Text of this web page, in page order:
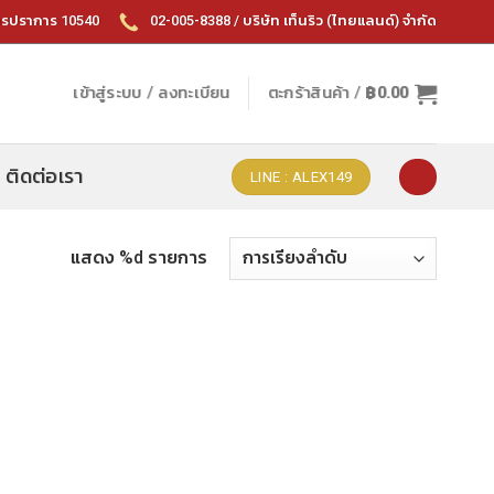
ราการ 10540 02-005-8388 / บริษัท เท็นริว (ไทยแลนด์) จำกัด
เข้าสู่ระบบ / ลงทะเบียน ตะกร้าสินค้า / ฿0.00
ติดต่อเรา LINE : ALEX149
แสดง %d รายการ